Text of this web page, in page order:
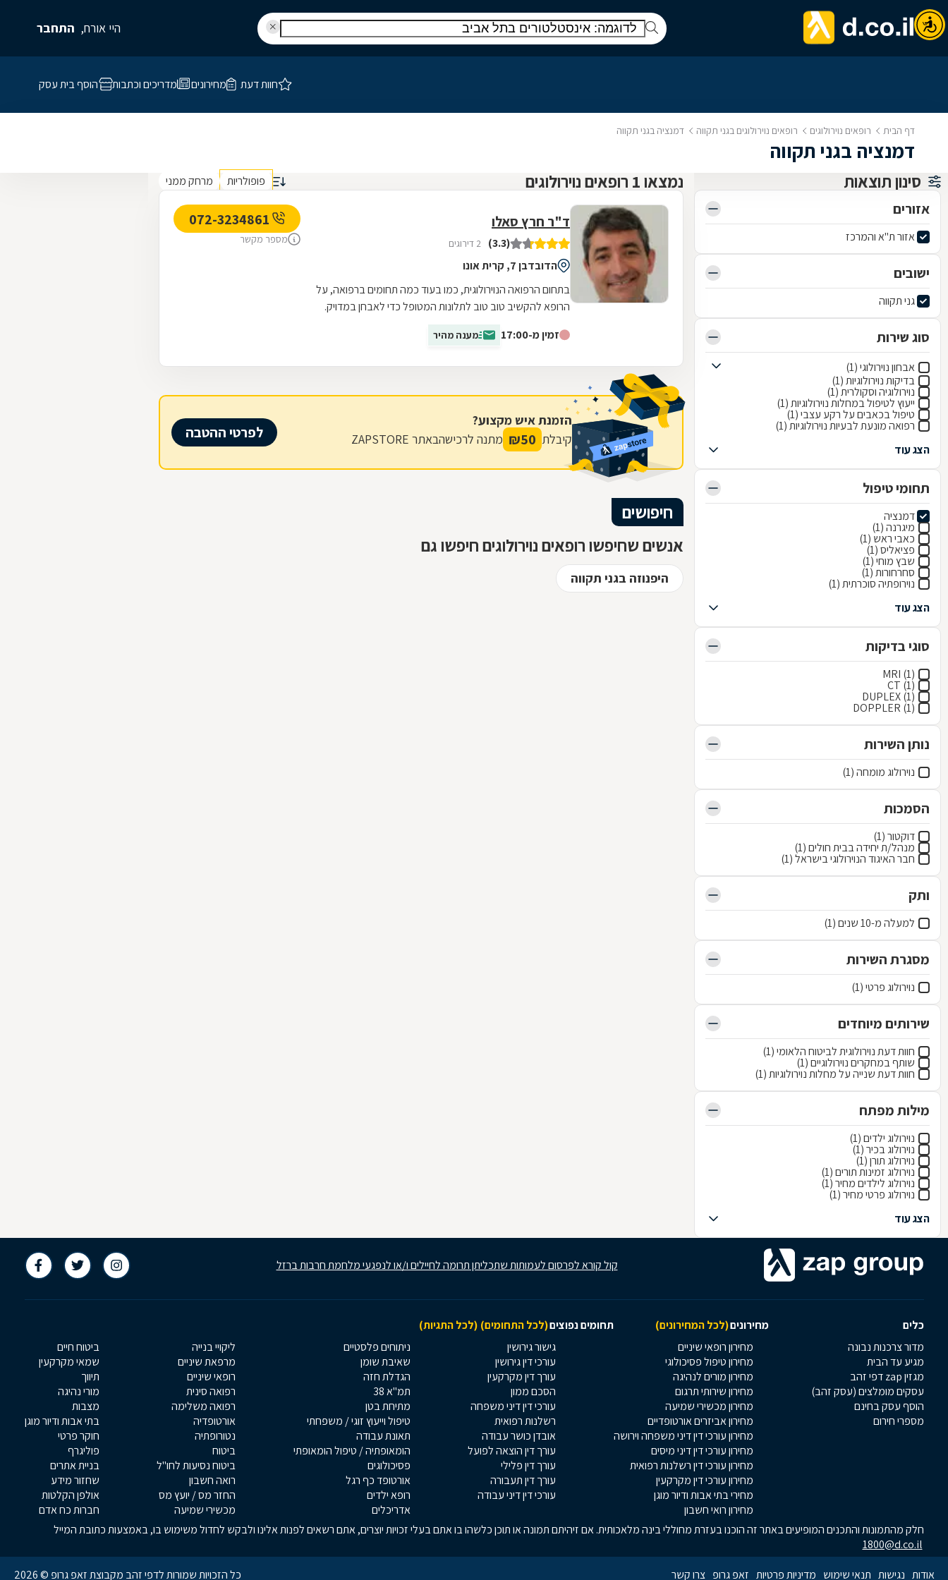
היי אורח, התחבר
חוות דעת מחירונים מדריכים וכתבות הוסף בית עסק
דף הבית רופאים נוירולוגים רופאים נוירולוגים בגני תקווה דמנציה בגני תקווה
דמנציה בגני תקווה
סינון תוצאות
אזורים
אזור ת"א והמרכז
ישובים
גני תקווה
סוג שירות
אבחון נוירולוגי (1)
בדיקות נוירולוגיות (1)
נוירולוגיה וסקולרית (1)
ייעוץ לטיפול במחלות נוירולוגיות (1)
טיפול בכאבים על רקע עצבי (1)
רפואה מונעת לבעיות נוירולוגיות (1)
הצג עוד
תחומי טיפול
דמנציה
מיגרנה (1)
כאבי ראש (1)
פציאליס (1)
שבץ מוחי (1)
סחרחורות (1)
נוירופתיה סוכרתית (1)
הצג עוד
סוגי בדיקות
MRI (1)
CT (1)
DUPLEX (1)
DOPPLER (1)
נותן השירות
נוירולוג מומחה (1)
הסמכות
דוקטור (1)
מנהל/ת יחידה בבית חולים (1)
חבר האיגוד הנוירולוגי בישראל (1)
ותק
למעלה מ-10 שנים (1)
מסגרת השירות
נוירולוג פרטי (1)
שירותים מיוחדים
חוות דעת נוירולוגית לביטוח הלאומי (1)
שותף במחקרים נוירולוגיים (1)
חוות דעת שנייה על מחלות נוירולוגיות (1)
מילות מפתח
נוירולוג ילדים (1)
נוירולוג בכיר (1)
נוירולוג תורן (1)
נוירולוג זמינות תורים (1)
נוירולוג לילדים מחיר (1)
נוירולוג פרטי מחיר (1)
הצג עוד
נמצאו 1 רופאים נוירולוגים פופולריות מרחק ממני
ד"ר חרץ סאלו
(3.3) 2 דירוגים
הדובדבן 7, קרית אונו
בתחום הרפואה הנוירולוגית, כמו בעוד כמה תחומים ברפואה, על
הרופא להקשיב טוב טוב לתלונות המטופל כדי לאבחן במדויק.
זמין מ-17:00 מענה מהיר
מספר מקשר
הזמנת איש מקצוע?
קיבלת 50
₪ מתנה לרכישהבאתר ZAPSTORE לפרטי ההטבה
חיפושים
אנשים שחיפשו רופאים נוירולוגים חיפשו גם
היפנוזה בגני תקווה
קול קורא לפרסום לעמותות שתכליתן תרומה לחיילים ו/או לנפגעי מלחמת חרבות ברזל
כלים מחירונים(לכל המחירונים) תחומים נפוצים(לכל התחומים) (לכל התגיות)
מדור צרכנות נבונה
מגיע עד הבית
מגזין zap דפי זהב
עסקים מומלצים (עסק זהב)
הוסף עסק בחינם
מספרי חירום
מחירון רופאי שיניים
מחירון טיפול פסיכולוגי
מחירון מורים לנהיגה
מחירון שירותי תרגום
מחירון מכשירי שמיעה
מחירון אביזרים אורטופדיים
מחירון עורכי דין דיני משפחה וירושה
מחירון עורכי דין דיני מיסים
מחירון עורכי דין רשלנות רפואית
מחירון עורכי דין מקרקעין
מחירי בתי אבות ודיור מוגן
מחירון רואי חשבון
גישור גירושין
עורכי דין גירושין
עורך דין מקרקעין
הסכם ממון
עורכי דין דיני משפחה
רשלנות רפואית
אובדן כושר עבודה
עורך דין הוצאה לפועל
עורך דין פלילי
עורך דין תעבורה
עורכי דין דיני עבודה
ניתוחים פלסטיים
שאיבת שומן
הגדלת חזה
תמ"א 38
מתיחת בטן
טיפול וייעוץ זוגי / משפחתי
תאונת עבודה
הומאופתיה / טיפול הומאופתי
פסיכולוגים
אורטופד כף רגל
רופא ילדים
אדריכלים
ליקויי בנייה
מרפאת שיניים
רופאי שיניים
רפואה סינית
רפואה משלימה
אורטופדיה
נטורופתיה
ביטוח
ביטוח נסיעות לחו"ל
רואה חשבון
החזר מס / יועץ מס
מכשירי שמיעה
ביטוח חיים
שמאי מקרקעין
תיווך
מורי נהיגה
מצבות
בתי אבות ודיור מוגן
חוקר פרטי
פוליגרף
בניית אתרים
שחזור מידע
אולפן הקלטות
חברות כח אדם
חלק מהתמונות והתכנים המופיעים באתר זה הוכנו בעזרת מחוללי בינה מלאכותית. אם זיהיתם תמונה או תוכן כלשהו בו אתם בעלי זכויות יוצרים, אתם רשאים לפנות אלינו ולבקש לחדול משימוש בו, באמצעות כתובת המייל
1800@d.co.il
אודות נגישות תנאי שימוש מדיניות פרטיות זאפ גרופ צרו קשר כל הזכויות שמורות לדפי זהב מקבוצת זאפ גרופ © 2026